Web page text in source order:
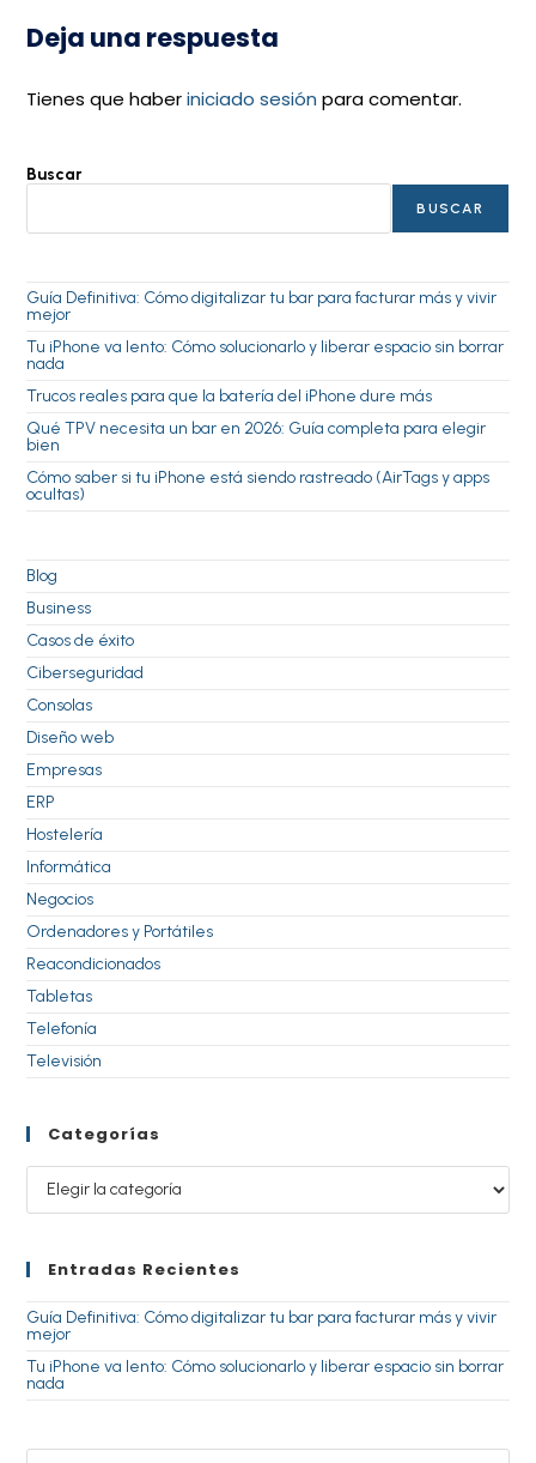
Deja una respuesta
Tienes que haberiniciado sesión para comentar.
Buscar
BUSCAR
Guía Definitiva: Cómo digitalizar tu bar para facturar más y vivir
mejor
Tu iPhone va lento: Cómo solucionarlo y liberar espacio sin borrar
nada
Trucos reales para que la batería del iPhone dure más
Qué TPV necesita un bar en 2026: Guía completa para elegir
bien
Cómo saber si tu iPhone está siendo rastreado (AirTags y apps
ocultas)
Blog
Business
Casos de éxito
Ciberseguridad
Consolas
Diseño web
Empresas
ERP
Hostelería
Informática
Negocios
Ordenadores y Portátiles
Reacondicionados
Tabletas
Telefonía
Televisión
Categorías
Entradas Recientes
Guía Definitiva: Cómo digitalizar tu bar para facturar más y vivir
mejor
Tu iPhone va lento: Cómo solucionarlo y liberar espacio sin borrar
nada